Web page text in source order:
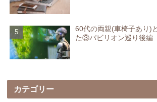
60代の両親(車椅子あり)
た③パビリオン巡り後編
カテゴリー